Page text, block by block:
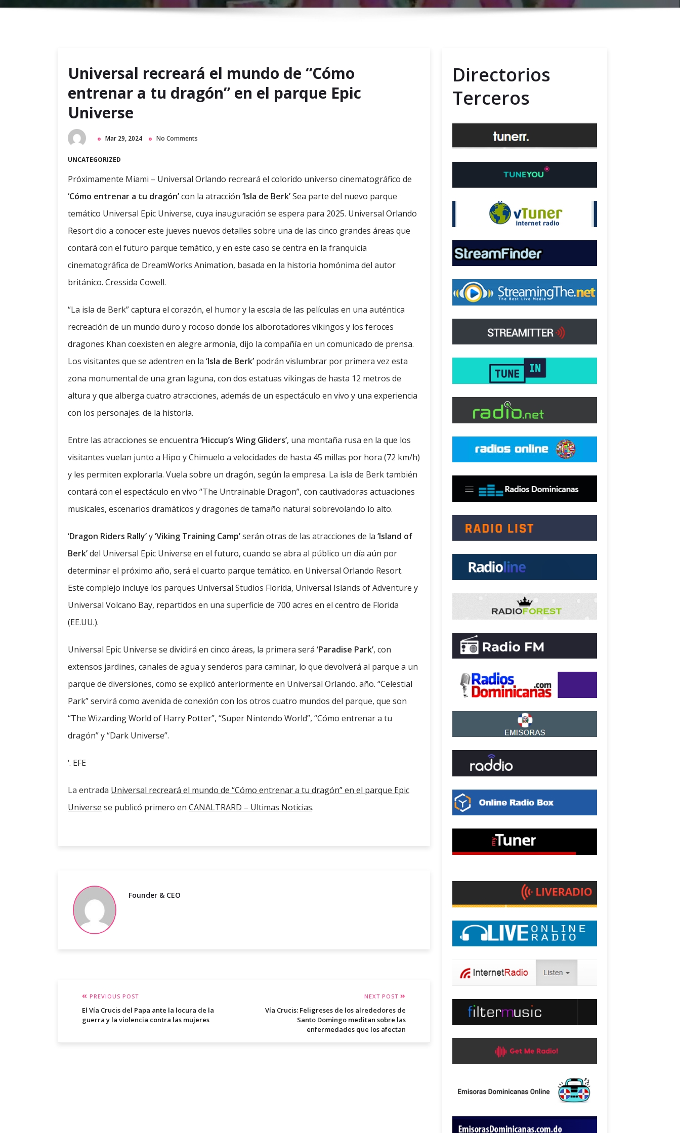
r
n
u
Universal recreará el mundo de “Cómo
entrenar a tu dragón” en el parque Epic
Universe
Mar 29, 2024 No Comments
UNCATEGORIZED
Próximamente Miami – Universal Orlando recreará el colorido universo cinematográfico de
‘Cómo entrenar a tu dragón’con la atracción ‘Isla de Berk’Sea parte del nuevo parque
temático Universal Epic Universe, cuya inauguración se espera para 2025. Universal Orlando
Resort dio a conocer este jueves nuevos detalles sobre una de las cinco grandes áreas que
contará con el futuro parque temático, y en este caso se centra en la franquicia
cinematográfica de DreamWorks Animation, basada en la historia homónima del autor
británico. Cressida Cowell.
“La isla de Berk” captura el corazón, el humor y la escala de las películas en una auténtica
recreación de un mundo duro y rocoso donde los alborotadores vikingos y los feroces
dragones Khan coexisten en alegre armonía, dijo la compañía en un comunicado de prensa.
Los visitantes que se adentren en la ‘Isla de Berk’ podrán vislumbrar por primera vez esta
zona monumental de una gran laguna, con dos estatuas vikingas de hasta 12 metros de
altura y que alberga cuatro atracciones, además de un espectáculo en vivo y una experiencia
con los personajes. de la historia.
Entre las atracciones se encuentra ‘Hiccup’s Wing Gliders’, una montaña rusa en la que los
visitantes vuelan junto a Hipo y Chimuelo a velocidades de hasta 45 millas por hora (72 km/h)
y les permiten explorarla. Vuela sobre un dragón, según la empresa. La isla de Berk también
contará con el espectáculo en vivo “The Untrainable Dragon”, con cautivadoras actuaciones
musicales, escenarios dramáticos y dragones de tamaño natural sobrevolando lo alto.
‘Dragon Riders Rally’y‘Viking Training Camp’serán otras de las atracciones de la ‘Island of
Berk’del Universal Epic Universe en el futuro, cuando se abra al público un día aún por
determinar el próximo año, será el cuarto parque temático. en Universal Orlando Resort.
Este complejo incluye los parques Universal Studios Florida, Universal Islands of Adventure y
Universal Volcano Bay, repartidos en una superficie de 700 acres en el centro de Florida
(EE.UU.).
Universal Epic Universe se dividirá en cinco áreas, la primera será ‘Paradise Park’, con
extensos jardines, canales de agua y senderos para caminar, lo que devolverá al parque a un
parque de diversiones, como se explicó anteriormente en Universal Orlando. año. “Celestial
Park” servirá como avenida de conexión con los otros cuatro mundos del parque, que son
“The Wizarding World of Harry Potter”, “Super Nintendo World”, “Cómo entrenar a tu
dragón” y “Dark Universe”.
‘. EFE
La entrada Universal recreará el mundo de “Cómo entrenar a tu dragón” en el parque Epic
Universe se publicó primero en CANALTRARD – Ultimas Noticias.
Founder & CEO
PREVIOUS POST
El Vía Crucis del Papa ante la locura de la
guerra y la violencia contra las mujeres
NEXT POST
Vía Crucis: Feligreses de los alrededores de
Santo Domingo meditan sobre las
enfermedades que los afectan
Directorios
Terceros